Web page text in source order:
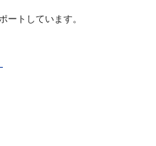
ートしています。